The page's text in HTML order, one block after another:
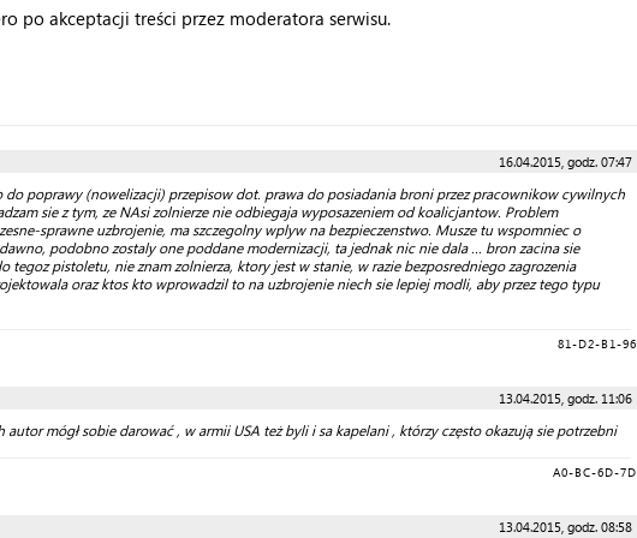
po akceptacji treści przez moderatora serwisu.
16.04.2015, godz. 07:47
do poprawy (nowelizacji) przepisow dot. prawa do posiadania broni przez pracownikow cywilnych
sie z tym, ze NAsi zolnierze nie odbiegaja wyposazeniem od koalicjantow. Problem
sprawne uzbrojenie, ma szczegolny wplyw na bezpieczenstwo. Musze tu wspomniec o
podobno zostaly one poddane modernizacji, ta jednak nic nie dala ... bron zacina sie
tegoz pistoletu, nie znam zolnierza, ktory jest w stanie, w razie bezposredniego zagrozenia
oraz ktos kto wprowadzil to na uzbrojenie niech sie lepiej modli, aby przez tego typu
81-D2-B1-96
13.04.2015, godz. 11:06
mógł sobie darować , w armii USA też byli i sa kapelani , którzy często okazują sie potrzebni
A0-BC-6D-7D
13.04.2015, godz. 08:58